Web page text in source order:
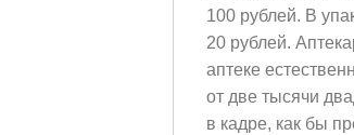
100 рублей. В
20 рублей.
аптеке
от две тысячи
в кадре, как бы